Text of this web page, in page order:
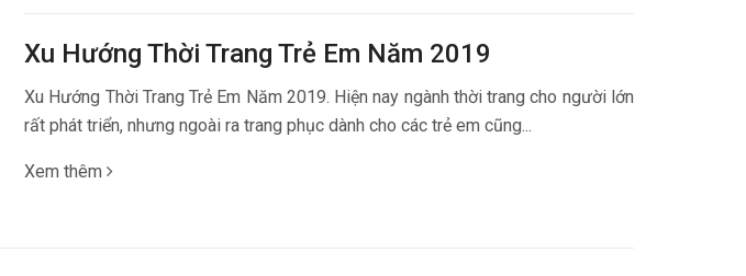
Xu Hướng Thời Trang Trẻ Em Năm 2019
Xu Hướng Thời Trang Trẻ Em Năm 2019. Hiện nay ngành thời trang cho người lớn
rất phát triển, nhưng ngoài ra trang phục dành cho các trẻ em cũng...
Xem thêm